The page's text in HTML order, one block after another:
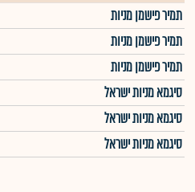
תמיר פישמן מניות
תמיר פישמן מניות
תמיר פישמן מניות
סיגמא מניות ישראל
סיגמא מניות ישראל
סיגמא מניות ישראל